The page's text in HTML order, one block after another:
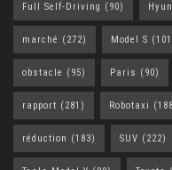
Full Self-Driving (90)
marché (272) Model S
obstacle (95) Paris (90)
rapport (281) Robotaxi
réduction (183) SUV (222)